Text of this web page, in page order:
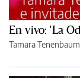
En vivo: 'La
Tamara Tenenbaum